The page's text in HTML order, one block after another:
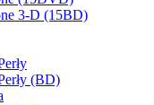
3-D (15BD)
(BD)